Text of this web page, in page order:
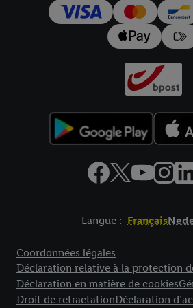
Langue : Français
Coordonnées légales
Déclaration relative à la protection
Déclaration en matière de cookies
Droit de retractationDéclaration
pour l’avenir dans notredéclaration
données. Vous trouverez les impressions